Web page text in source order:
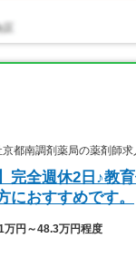
都南調剤薬局の薬剤師求
完全週休2日♪教
におすすめです。
万円～48.3万円程度